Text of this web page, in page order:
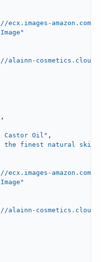
amazon.com/
alainn-
,
Castor Oil" ,
the finest natural skin
amazon.com/
alainn-